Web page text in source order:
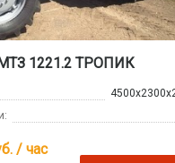
1221.2 ТРОПИК
/ час